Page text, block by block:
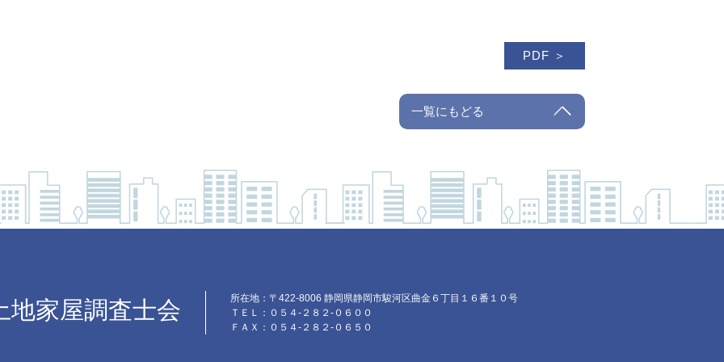
PDF ＞
一覧にもどる
地家屋調査士会
所在地：〒422-8006 静岡県静岡市駿河区曲金６丁目１６番１０号
ＴＥＬ：０５４-２８２-０６００
ＦＡＸ：０５４-２８２-０６５０